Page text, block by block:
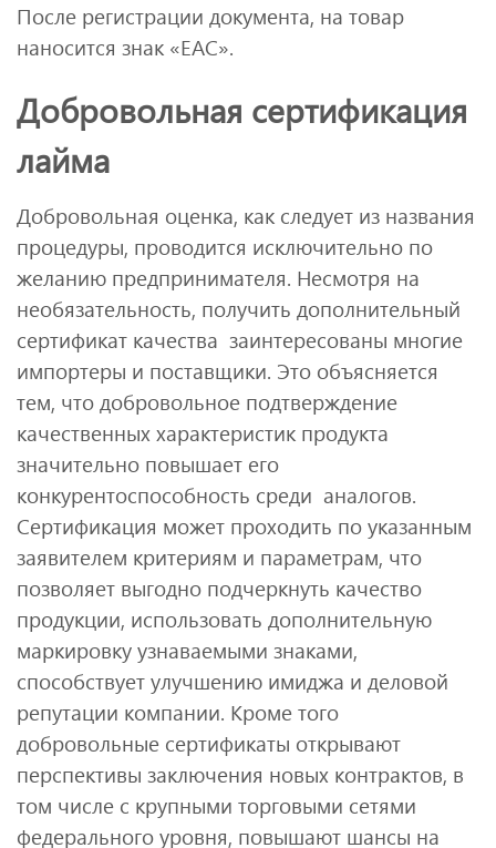
После регистрации документа, на товар
наносится знак «ЕАС».
Добровольная сертификация
лайма
Добровольная оценка, как следует из названия
процедуры, проводится исключительно по
желанию предпринимателя. Несмотря на
необязательность, получить дополнительный
сертификат качества заинтересованы многие
импортеры и поставщики. Это объясняется
тем, что добровольное подтверждение
качественных характеристик продукта
значительно повышает его
конкурентоспособность среди аналогов.
Сертификация может проходить по указанным
заявителем критериям и параметрам, что
позволяет выгодно подчеркнуть качество
продукции, использовать дополнительную
маркировку узнаваемыми знаками,
способствует улучшению имиджа и деловой
репутации компании. Кроме того
добровольные сертификаты открывают
перспективы заключения новых контрактов, в
том числе с крупными торговыми сетями
федерального уровня, повышают шансы на